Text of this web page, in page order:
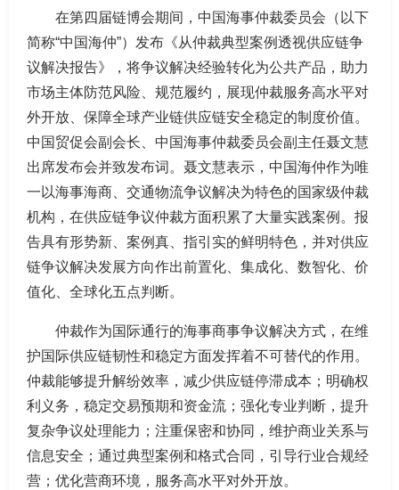
在第四届链博会期间，中国海事仲裁委员会（以下
简称“中国海仲”）发布《从仲裁典型案例透视供应链争
议解决报告》，将争议解决经验转化为公共产品，助力
市场主体防范风险、规范履约，展现仲裁服务高水平对
外开放、保障全球产业链供应链安全稳定的制度价值。
中国贸促会副会长、中国海事仲裁委员会副主任聂文慧
出席发布会并致发布词。聂文慧表示，中国海仲作为唯
一以海事海商、交通物流争议解决为特色的国家级仲裁
机构，在供应链争议仲裁方面积累了大量实践案例。报
告具有形势新、案例真、指引实的鲜明特色，并对供应
链争议解决发展方向作出前置化、集成化、数智化、价
值化、全球化五点判断。
仲裁作为国际通行的海事商事争议解决方式，在维
护国际供应链韧性和稳定方面发挥着不可替代的作用。
仲裁能够提升解纷效率，减少供应链停滞成本；明确权
利义务，稳定交易预期和资金流；强化专业判断，提升
复杂争议处理能力；注重保密和协同，维护商业关系与
信息安全；通过典型案例和格式合同，引导行业合规经
营；优化营商环境，服务高水平对外开放。